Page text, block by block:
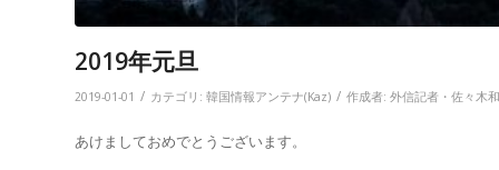
2019年元旦
2019-01-01 / カテゴリ: 韓国情報アンテナ(Kaz) / 作成者: 外信記者・佐々木
あけましておめでとうございます。